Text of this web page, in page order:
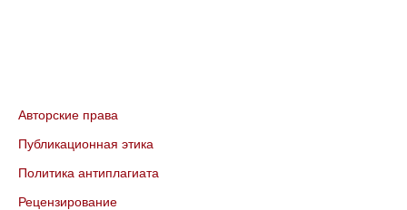
Авторские права
Публикационная этика
Политика антиплагиата
Рецензирование